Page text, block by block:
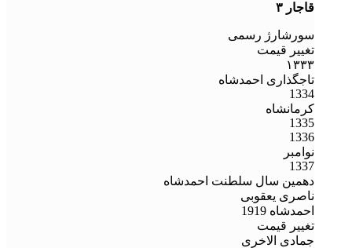
قاجار ۳
سورشارژ رسمی
تغییر قیمت
۱۳۳۳
تاجگذاری احمدشاه
1334
کرمانشاه
1335
1336
نوامبر
1337
دهمین سال سلطنت احمدشاه
ناصری یعقوبی
احمدشاه 1919
تغییر قیمت
جمادی الاخری